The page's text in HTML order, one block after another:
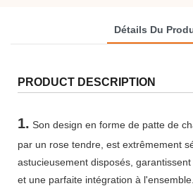
Détails Du
PRODUCT DESCRIPTION
1. Son design en forme de patte de
par un rose tendre, est extrêmement
astucieusement disposés,
et une parfaite intégration à l'ensemble.